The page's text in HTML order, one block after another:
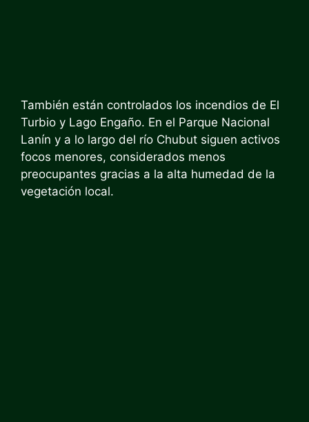
También están controlados los incendios de El
Turbio y Lago Engaño. En el Parque Nacional
Lanín y a lo largo del río Chubut siguen activos
focos menores, considerados menos
preocupantes gracias a la alta humedad de la
vegetación local.